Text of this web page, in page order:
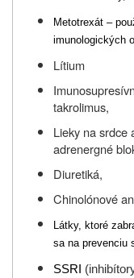
Metotrexát –
imunologických
Lítium
takrolimus,
Lieky na srdce
adrenergné
Diuretiká,
Chinolónové
Látky, ktoré
sa na prevenciu
SSRI